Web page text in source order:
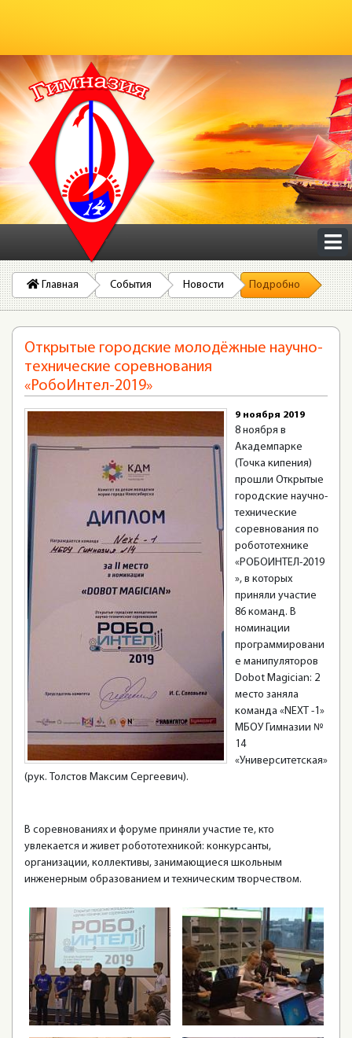
Главная События Новости Подробно
Открытые городские молодёжные научно-
технические соревнования
«РобоИнтел-2019»
9 ноября 2019
8 ноября в
Академпарке
(Точка кипения)
прошли Открытые
городские научно-
технические
соревнования по
робототехнике
«РОБОИНТЕЛ-2019
», в которых
приняли участие
86 команд. В
номинации
программировани
е манипуляторов
Dobot Magician: 2
место заняла
команда «NEXT -1»
МБОУ Гимназии №
14
«Университетская»
(рук. Толстов Максим Сергеевич).
В соревнованиях и форуме приняли участие те, кто
увлекается и живет робототехникой: конкурсанты,
организации, коллективы, занимающиеся школьным
инженерным образованием и техническим творчеством.